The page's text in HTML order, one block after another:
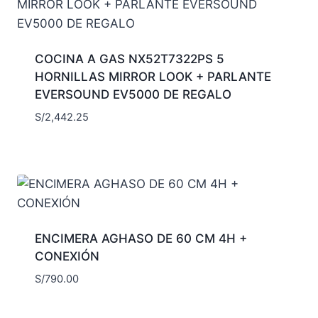
COCINA A GAS NX52T7322PS 5
HORNILLAS MIRROR LOOK + PARLANTE
EVERSOUND EV5000 DE REGALO
S/2,442.25
ENCIMERA AGHASO DE 60 CM 4H +
CONEXIÓN
S/790.00